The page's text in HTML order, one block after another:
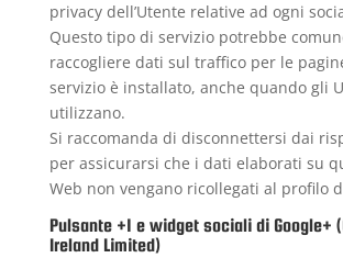
privacy dell’Utente relative ad ogni
Questo tipo di servizio potrebbe
raccogliere dati sul traffico per le
servizio è installato, anche quando gli
utilizzano.
Si raccomanda di disconnettersi dai
per assicurarsi che i dati elaborati su
Web non vengano ricollegati al profilo
Pulsante +1 e widget sociali di Google+
Ireland Limited)